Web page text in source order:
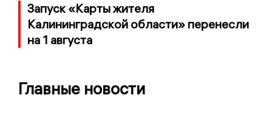
Запуск «Карты жителя
Калининградской области» перенесли
на 1 августа
Главные новости